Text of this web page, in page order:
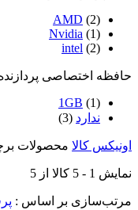
AMD (2)
Nvidia (1)
intel (2)
حافظه اختصاصی
1GB (1)
ندارد (3)
اونیکس کالا محصولات
نمایش 1
-
5 کالا از 5
مرتب‌سازی بر اساس :